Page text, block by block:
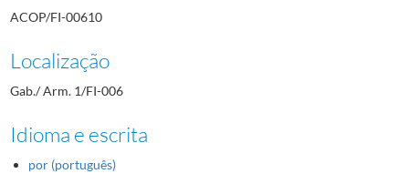
ACOP/FI-00610
Localização
Gab./ Arm. 1/FI-006
Idioma e escrita
por (português)